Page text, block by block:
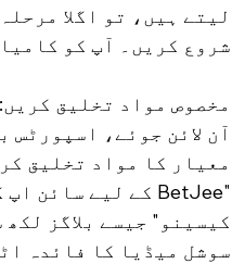
شروع کریں۔ آپ کو
مخصوص مواد تخلیق
معیار کا مواد تخلیق
کیسینو" جیسے بلاگز
سوشل میڈیا کا فائدہ